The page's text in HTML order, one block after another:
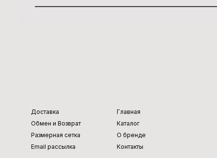
Главная
Каталог
О бренде
Контакты
Доставка
Обмен и Возврат
Размерная сетка
Email рассылка